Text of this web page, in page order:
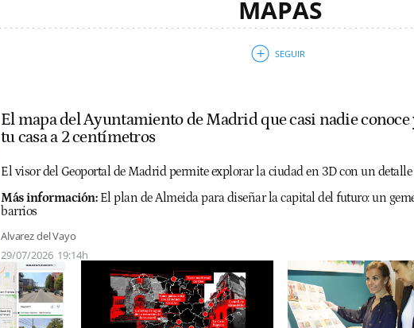
MAPAS
El mapa del Ayuntamiento de Madrid que casi nadie conoce
tu casa a 2 centímetros
El visor del Geoportal de Madrid permite explorar la ciudad en 3D con un
Más información: El plan de Almeida para diseñar la capital del futuro: un
barrios
Alvarez del Vayo
29/07/2026 19:14h